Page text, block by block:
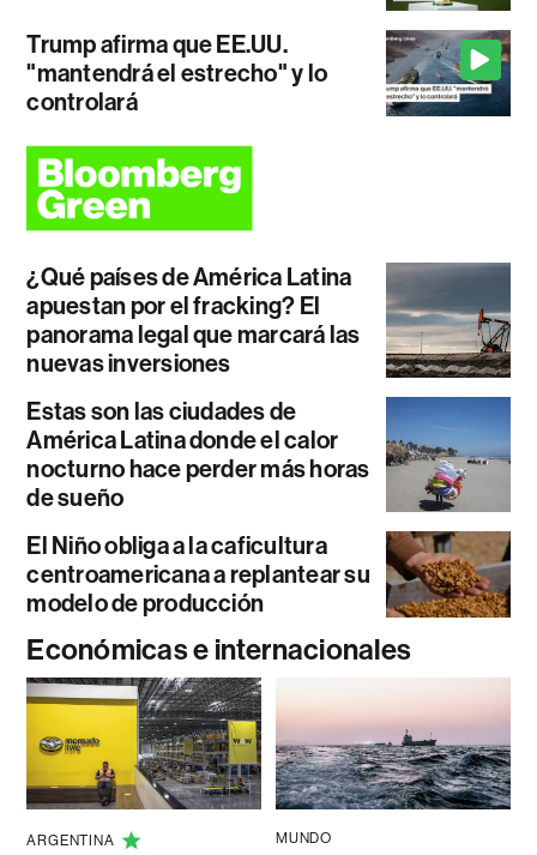
Trump afirma que EE.UU.
"mantendrá el estrecho" y lo
controlará
¿Qué países de América Latina
apuestan por el fracking? El
panorama legal que marcará las
nuevas inversiones
Estas son las ciudades de
América Latina donde el calor
nocturno hace perder más horas
de sueño
El Niño obliga a la caficultura
centroamericana a replantear su
modelo de producción
Económicas e internacionales
ARGENTINA MUNDO